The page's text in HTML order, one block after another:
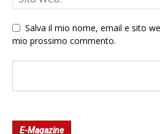
Salva il mio nome, email e sito
mio prossimo commento.
E-Magazine